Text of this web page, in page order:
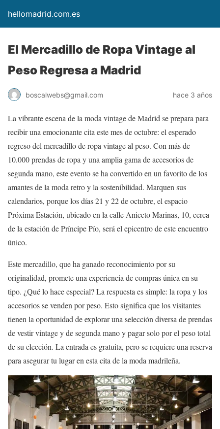
hellomadrid.com.es
El Mercadillo de Ropa Vintage al
Peso Regresa a Madrid
boscalwebs@gmail.com hace 3 años
La vibrante escena de la moda vintage de Madrid se prepara para
recibir una emocionante cita este mes de octubre: el esperado
regreso del mercadillo de ropa vintage al peso. Con más de
10.000 prendas de ropa y una amplia gama de accesorios de
segunda mano, este evento se ha convertido en un favorito de los
amantes de la moda retro y la sostenibilidad. Marquen sus
calendarios, porque los días 21 y 22 de octubre, el espacio
Próxima Estación, ubicado en la calle Aniceto Marinas, 10, cerca
de la estación de Príncipe Pío, será el epicentro de este encuentro
único.
Este mercadillo, que ha ganado reconocimiento por su
originalidad, promete una experiencia de compras única en su
tipo. ¿Qué lo hace especial? La respuesta es simple: la ropa y los
accesorios se venden por peso. Esto significa que los visitantes
tienen la oportunidad de explorar una selección diversa de prendas
de vestir vintage y de segunda mano y pagar solo por el peso total
de su elección. La entrada es gratuita, pero se requiere una reserva
para asegurar tu lugar en esta cita de la moda madrileña.